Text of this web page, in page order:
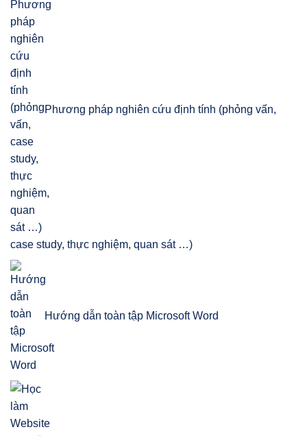
Phương pháp nghiên cứu định tính (phỏng vấn,
case study, thực nghiệm, quan sát …)
Hướng dẫn toàn tập Microsoft Word